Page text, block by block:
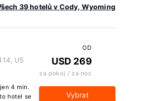
39 hotelů v Cody, Wyoming
US
4 min.
hotel se
OD
USD 269
za pokoj / za noc
Vybrat